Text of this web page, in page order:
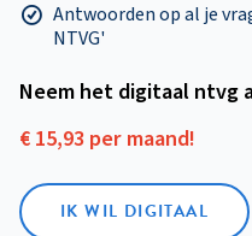
Antwoorden op al je
NTVG'
Neem het digitaal ntvg
€ 15,93 per maand!
IK WIL DIGITAAL